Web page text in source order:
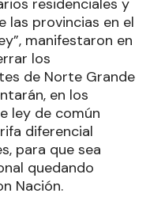
residenciales y
las provincias en el
manifestaron en
los
de Norte Grande
en los
ley de común
diferencial
para que sea
quedando
Nación.